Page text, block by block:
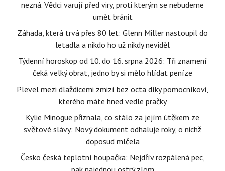
nezná. Vědci varují před viry, proti kterým se nebudeme
umět bránit
Záhada, která trvá přes 80 let: Glenn Miller nastoupil do
letadla a nikdo ho už nikdy neviděl
Týdenní horoskop od 10. do 16. srpna 2026: Tři znamení
čeká velký obrat, jedno by si mělo hlídat peníze
Plevel mezi dlaždicemi zmizí bez octa díky pomocníkovi,
kterého máte hned vedle pračky
Kylie Minogue přiznala, co stálo za jejím útěkem ze
světové slávy: Nový dokument odhaluje roky, o nichž
doposud mlčela
Česko česká teplotní houpačka: Nejdřív rozpálená pec,